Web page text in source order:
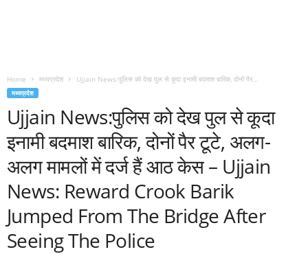
Home मध्यप्रदेश Ujjain News:पुलिस को देख पुल से कूदा इनामी बदमाश बारिक, दोनों पैर...
मध्यप्रदेश
Ujjain News:पुलिस को देख पुल से कूदा
इनामी बदमाश बारिक, दोनों पैर टूटे, अलग-
अलग मामलों में दर्ज हैं आठ केस – Ujjain
News: Reward Crook Barik
Jumped From The Bridge After
Seeing The Police